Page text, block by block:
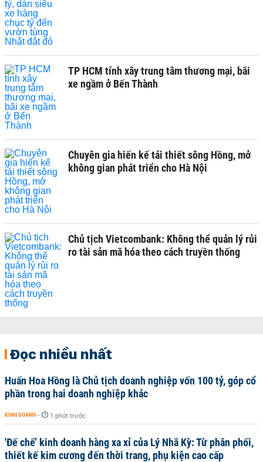
TP HCM tính xây trung tâm thương mại, bãi
xe ngầm ở Bến Thành
Chuyên gia hiến kế tái thiết sông Hồng, mở
không gian phát triển cho Hà Nội
Chủ tịch Vietcombank: Không thể quản lý rủi
ro tài sản mã hóa theo cách truyền thống
Đọc nhiều nhất
Huấn Hoa Hồng là Chủ tịch doanh nghiệp vốn 100 tỷ, góp cổ
phần trong hai doanh nghiệp khác
KINH DOANH - 1 phút trước
'Đế chế’ kinh doanh hàng xa xỉ của Lý Nhã Kỳ: Từ phân phối,
thiết kế kim cương đến thời trang, phụ kiện cao cấp